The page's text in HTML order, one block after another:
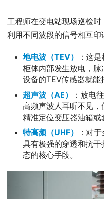
工程师在变电站现场巡检时
利用不同波段的信号相互印
地电波（TEV）
：这
柜体内部发生放电，
设备的TEV传感器就能
超声波（AE）
：放电
高频声波人耳听不见
精准定位变压器油箱或
特高频（UHF）
：对
具有极强的穿透和抗
态的核心手段。